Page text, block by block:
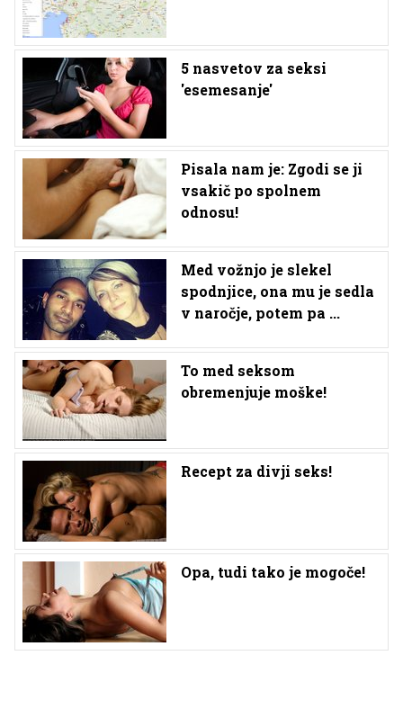
5 nasvetov za seksi
'esemesanje'
Pisala nam je: Zgodi se ji
vsakič po spolnem
odnosu!
Med vožnjo je slekel
spodnjice, ona mu je sedla
v naročje, potem pa ...
To med seksom
obremenjuje moške!
Recept za divji seks!
Opa, tudi tako je mogoče!